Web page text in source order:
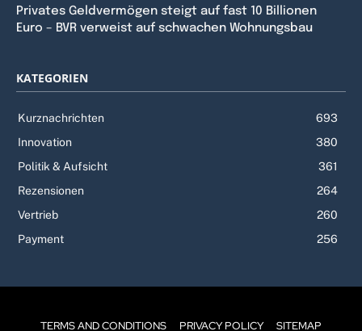
Privates Geldvermögen steigt auf fast 10 Billionen
Euro – BVR verweist auf schwachen Wohnungsbau
KATEGORIEN
Kurznachrichten
693
Innovation
380
Politik & Aufsicht
361
Rezensionen
264
Vertrieb
260
Payment
256
TERMS AND CONDITIONS PRIVACY POLICY SITEMAP